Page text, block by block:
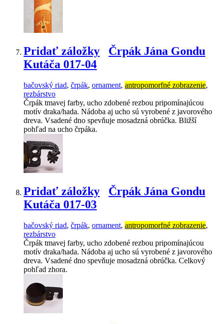
Pridať záložky
Črpák Jána Gondu
Kutáča 017-04
bačovský riad, črpák, ornament, antropomorfné zobrazenie,
rezbárstvo
Črpák tmavej farby, ucho zdobené rezbou pripomínajúcou
motív draka/hada. Nádoba aj ucho sú vyrobené z javorového
dreva. Vsadené dno spevňuje mosadzná obrúčka. Bližší
pohľad na ucho črpáka.
Pridať záložky
Črpák Jána Gondu
Kutáča 017-03
bačovský riad, črpák, ornament, antropomorfné zobrazenie,
rezbárstvo
Črpák tmavej farby, ucho zdobené rezbou pripomínajúcou
motív draka/hada. Nádoba aj ucho sú vyrobené z javorového
dreva. Vsadené dno spevňuje mosadzná obrúčka. Celkový
pohľad zhora.